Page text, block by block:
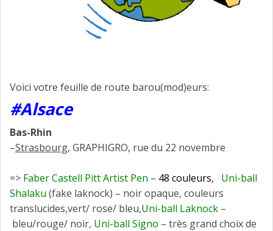
Voici votre feuille de route barou(mod)eurs:
#Alsace
Bas-Rhin
–Strasbourg, GRAPHIGRO, rue du 22 novembre
=> Faber Castell Pitt Artist Pen – 48 couleurs, Uni-ball
Shalaku (fake laknock) – noir opaque, couleurs
translucides,vert/ rose/ bleu,Uni-ball Laknock –
bleu/rouge/ noir, Uni-ball Signo – très grand choix de